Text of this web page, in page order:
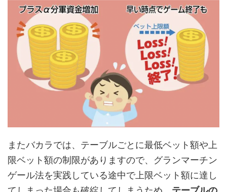
またバカラでは、テーブルごとに最低ベット額や上
限ベット額の制限がありますので、グランマーチン
ゲール法を実践している途中で上限ベット額に達し